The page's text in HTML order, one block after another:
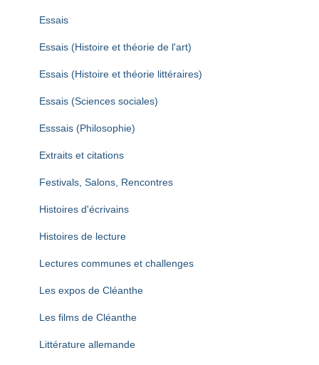
Essais
Essais (Histoire et théorie de l'art)
Essais (Histoire et théorie littéraires)
Essais (Sciences sociales)
Esssais (Philosophie)
Extraits et citations
Festivals, Salons, Rencontres
Histoires d'écrivains
Histoires de lecture
Lectures communes et challenges
Les expos de Cléanthe
Les films de Cléanthe
Littérature allemande